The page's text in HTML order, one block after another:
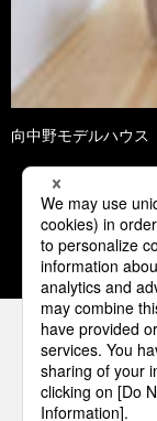
向中野モデルハウス
1
パナソ